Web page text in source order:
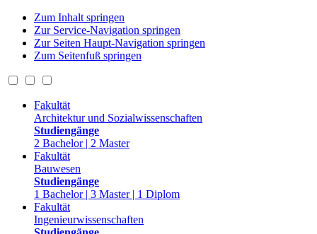
Zum Inhalt springen
Zur Service-Navigation springen
Zur Seiten Haupt-Navigation springen
Zum Seitenfuß springen
Fakultät
Architektur und Sozialwissenschaften
Studiengänge
2 Bachelor | 2 Master
Fakultät
Bauwesen
Studiengänge
1 Bachelor | 3 Master | 1 Diplom
Fakultät
Ingenieurwissenschaften